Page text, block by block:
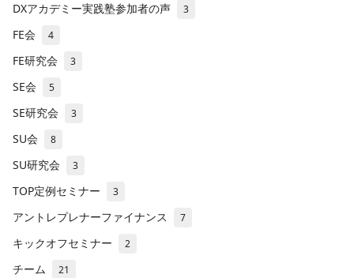
DXアカデミー実践塾参加者の声 3
FE会 4
FE研究会 3
SE会 5
SE研究会 3
SU会 8
SU研究会 3
TOP定例セミナー 3
アントレプレナーファイナンス 7
キックオフセミナー 2
チーム 21